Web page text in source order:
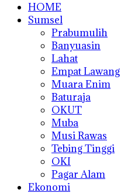
HOME
Sumsel
Prabumulih
Banyuasin
Lahat
Empat Lawang
Muara Enim
Baturaja
OKUT
Muba
Musi Rawas
Tebing Tinggi
OKI
Pagar Alam
Ekonomi